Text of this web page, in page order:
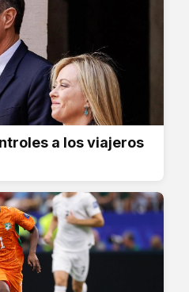
a los viajeros